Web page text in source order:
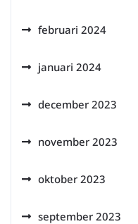
februari 2024
januari 2024
december 2023
november 2023
oktober 2023
september 2023